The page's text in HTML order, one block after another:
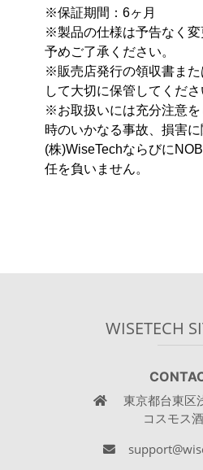
※保証期間：6ヶ月
※製品の仕様は予告なく変
予めご了承ください。
※販売店発行の領収書また
して大切に保管してくださ
※お取扱いには充分注意を
時のいかなる事故、損害
(株)WiseTechならびに
任を負いません。
WISETECH
東京都台東区
コスモス